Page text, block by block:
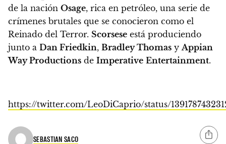
de la nación Osage, rica en petróleo, una serie de
crímenes brutales que se conocieron como el
Reinado del Terror. Scorsese está produciendo
junto a Dan Friedkin, Bradley Thomas y Appian
Way Productions de Imperative Entertainment.
https://twitter.com/LeoDiCaprio/status/
SEBASTIAN SACO